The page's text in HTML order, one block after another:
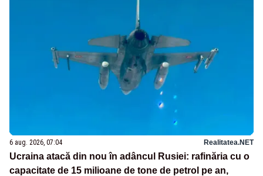
6 aug. 2026, 07:04 Realitatea.NET
Ucraina atacă din nou în adâncul Rusiei: rafinăria cu o
capacitate de 15 milioane de tone de petrol pe an,